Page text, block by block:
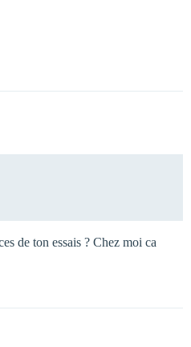
de ton essais ? Chez moi ca